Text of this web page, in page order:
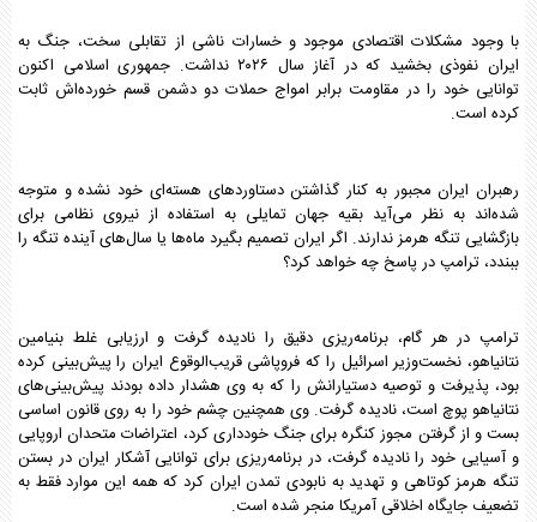
با وجود مشکلات اقتصادی موجود و خسارات ناشی از تقابلی سخت، جنگ به
ایران نفوذی بخشید که در آغاز سال ۲۰۲۶ نداشت. جمهوری اسلامی اکنون
توانایی خود را در مقاومت برابر امواج حملات دو دشمن قسم خورده‌اش ثابت
کرده است.
رهبران ایران مجبور به کنار گذاشتن دستاوردهای هسته‌ای خود نشده‌ و متوجه
شده‌اند به نظر می‌آید بقیه جهان تمایلی به استفاده از نیروی نظامی برای
بازگشایی تنگه هرمز ندارند. اگر ایران تصمیم بگیرد ماه‌ها یا سال‌های آینده تنگه را
ببندد، ترامپ در پاسخ چه خواهد کرد؟
ترامپ در هر گام، برنامه‌ریزی دقیق را نادیده گرفت و ارزیابی غلط بنیامین
نتانیاهو، نخست‌وزیر اسرائیل را که فروپاشی قریب‌الوقوع ایران را پیش‌بینی کرده
بود، پذیرفت و توصیه‌ دستیارانش را که به وی هشدار داده بودند پیش‌بینی‌های
نتانیاهو پوچ است، نادیده گرفت. وی همچنین چشم خود را به روی قانون اساسی
بست و از گرفتن مجوز کنگره برای جنگ خودداری کرد، اعتراضات متحدان اروپایی
و آسیایی خود را نادیده گرفت، در برنامه‌ریزی برای توانایی آشکار ایران در بستن
تنگه هرمز کوتاهی و تهدید به نابودی تمدن ایران کرد که همه این موارد فقط به
تضعیف جایگاه اخلاقی آمریکا منجر شده است.